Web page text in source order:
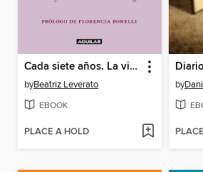
Cada siete años. La vida y sus estaciones astrológicas
byBeatriz Leverato
EBOOK
PLACE A HOLD
by